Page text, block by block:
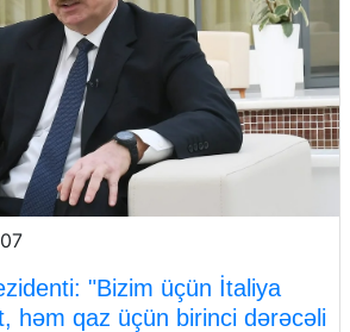
"Bizim üçün İtaliya
həm qaz üçün birinci dərəcəli